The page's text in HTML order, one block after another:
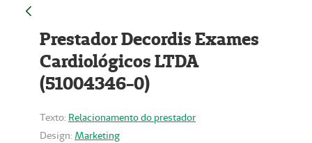
Prestador Decordis Exames
Cardiológicos LTDA
(51004346-0)
Texto: Relacionamento do prestador
Design: Marketing